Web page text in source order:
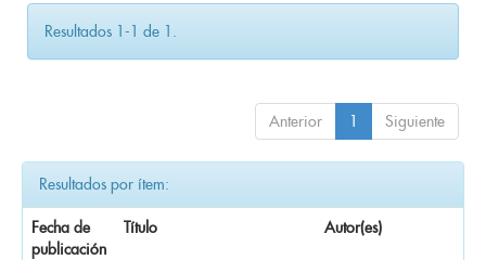
Resultados 1-1 de 1.
Anterior 1 Siguiente
Resultados por ítem:
Fecha de
publicación
Título Autor(es)